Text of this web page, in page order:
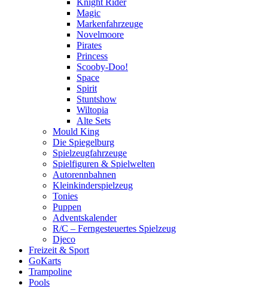
Knight Rider
Magic
Markenfahrzeuge
Novelmoore
Pirates
Princess
Scooby-Doo!
Space
Spirit
Stuntshow
Wiltopia
Alte Sets
Mould King
Die Spiegelburg
Spielzeugfahrzeuge
Spielfiguren & Spielwelten
Autorennbahnen
Kleinkinderspielzeug
Tonies
Puppen
Adventskalender
R/C – Ferngesteuertes Spielzeug
Djeco
Freizeit & Sport
GoKarts
Trampoline
Pools